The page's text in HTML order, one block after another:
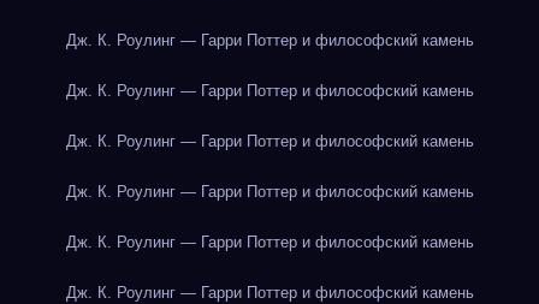
Дж. К. Роулинг — Гарри Поттер и философский камень
Дж. К. Роулинг — Гарри Поттер и философский камень
Дж. К. Роулинг — Гарри Поттер и философский камень
Дж. К. Роулинг — Гарри Поттер и философский камень
Дж. К. Роулинг — Гарри Поттер и философский камень
Дж. К. Роулинг — Гарри Поттер и философский камень